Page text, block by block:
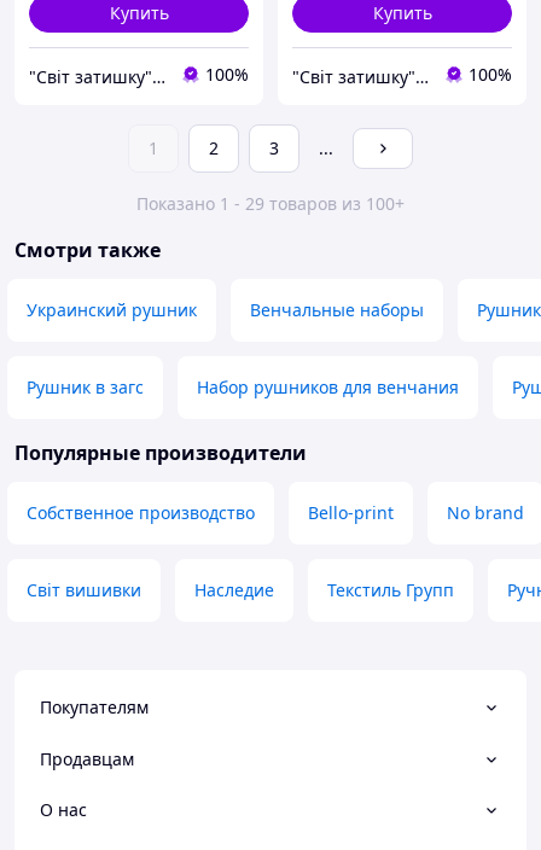
Купить
"Світ затишку" интернет-магазин текстиля и швейной фурнитуры 100%
Купить
"Світ затишку" интернет-магазин текстиля и швейной фурнитуры 100%
1 2 3 ...
Показано 1 - 29 товаров из 100+
Смотри также
Украинский рушник Венчальные наборы
Рушник в загс Набор рушников для венчания
Популярные производители
Собственное производство Bello-print No brand
Світ вишивки Наследие Текстиль Групп
Покупателям
Продавцам
О нас